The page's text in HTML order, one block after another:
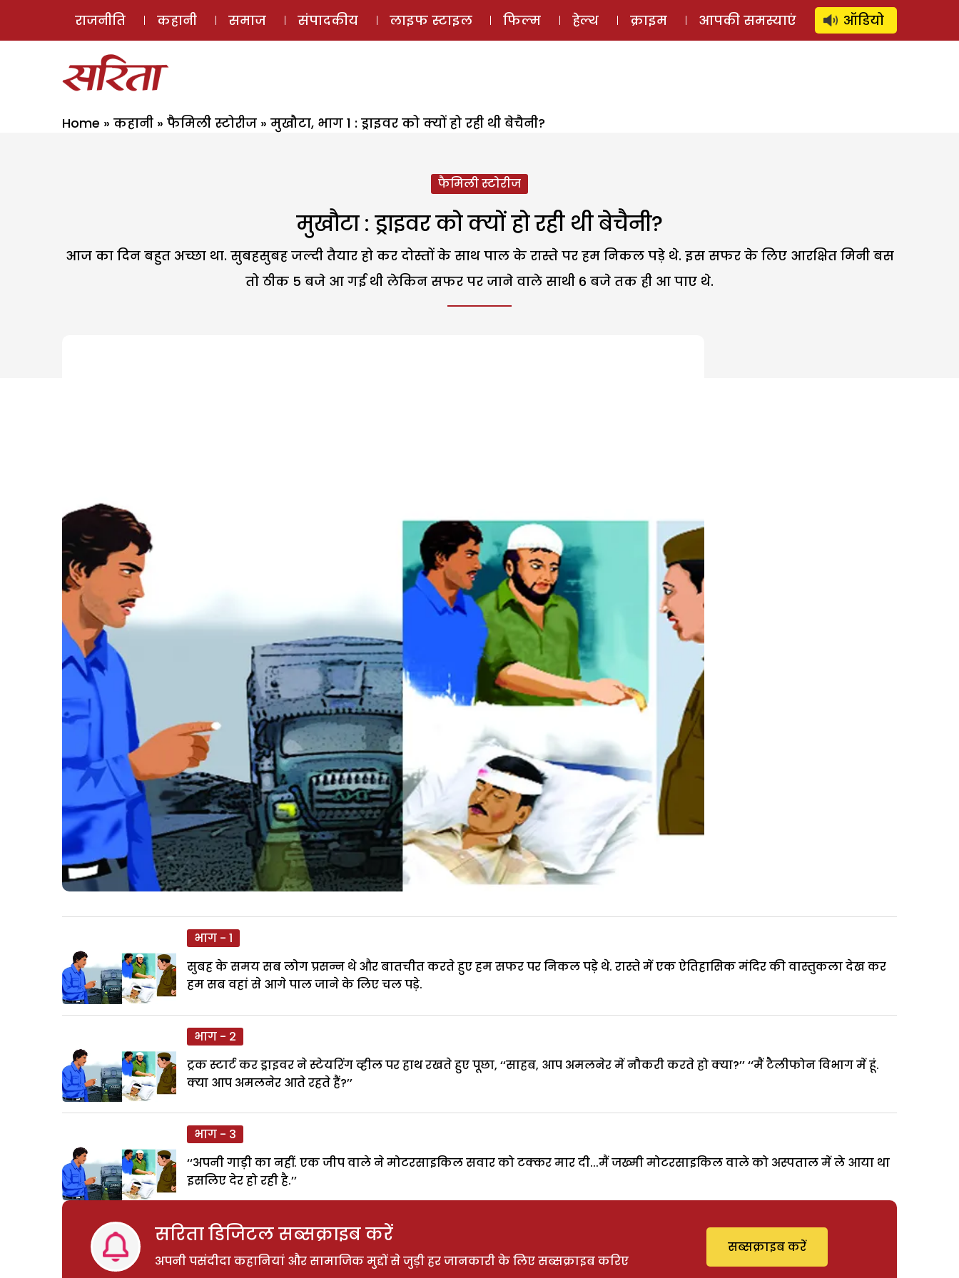
ई-मैगज़ीन ऑडियो स्टोरी लॉग इन ⚲ SUBSCRIBE
राजनीति कहानी समाज संपादकीय लाइफ स्टाइल फिल्म हेल्थ क्राइम आपकी समस्याएं ऑडियो
Home » कहानी » फैमिली स्टोरीज » मुखौटा, भाग 1 : ड्राइवर को क्यों हो रही थी बेचैनी?
फैमिली स्टोरीज
मुखौटा : ड्राइवर को क्यों हो रही थी बेचैनी?
आज का दिन बहुत अच्छा था. सुबहसुबह जल्दी तैयार हो कर दोस्तों के साथ पाल के रास्ते पर हम निकल पड़े थे. इस सफर के लिए आरक्षित मिनी बस
तो ठीक 5 बजे आ गई थी लेकिन सफर पर जाने वाले साथी 6 बजे तक ही आ पाए थे.
भाग - 1
सुबह के समय सब लोग प्रसन्न थे और बातचीत करते हुए हम सफर पर निकल पड़े थे. रास्ते में एक ऐतिहासिक मंदिर की वास्तुकला देख कर
हम सब वहां से आगे पाल जाने के लिए चल पड़े.
भाग - 2
ट्रक स्टार्ट कर ड्राइवर ने स्टेयरिंग व्हील पर हाथ रखते हुए पूछा, ‘‘साहब, आप अमलनेर में नौकरी करते हो क्या?’’ ‘‘मैं टैलीफोन विभाग में हूं.
क्या आप अमलनेर आते रहते हैं?’’
भाग - 3
‘‘अपनी गाड़ी का नहीं. एक जीप वाले ने मोटरसाइकिल सवार को टक्कर मार दी...मैं जख्मी मोटरसाइकिल वाले को अस्पताल में ले आया था
इसलिए देर हो रही है.’’
सरिता डिजिटल सब्सक्राइब करें
अपनी पसंदीदा कहानियां और सामाजिक मुद्दों से जुड़ी हर जानकारी के लिए सब्सक्राइब करिए
सब्सक्राइब करें